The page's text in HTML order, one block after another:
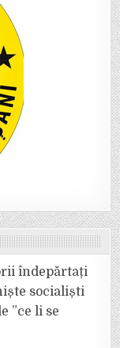
îndepărtați
socialiști
”ce li se